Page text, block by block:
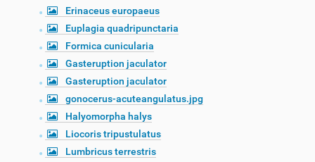
Erinaceus europaeus
Euplagia quadripunctaria
Formica cunicularia
Gasteruption jaculator
Gasteruption jaculator
gonocerus-acuteangulatus.jpg
Halyomorpha halys
Liocoris tripustulatus
Lumbricus terrestris